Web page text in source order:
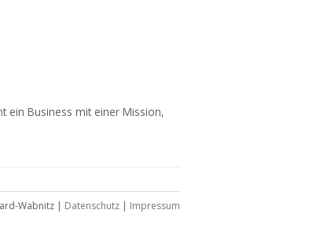
ein Business mit einer Mission,
Wabnitz | Datenschutz | Impressum